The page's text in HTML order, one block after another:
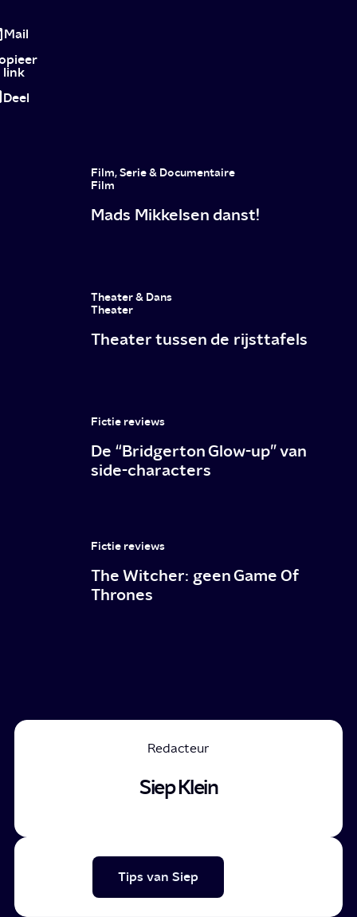
les
uit
de
poëzie:
Mail
link
Deel
Film, Serie & Documentaire
Film
Mads Mikkelsen danst!
Theater & Dans
Theater
Theater tussen de rijsttafels
Fictie reviews
De “Bridgerton Glow-up” van
side-characters
Fictie reviews
The Witcher: geen Game Of
Thrones
Redacteur
Siep Klein
Tips van Siep